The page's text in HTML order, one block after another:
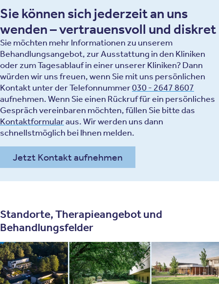
Sie können sich jederzeit an uns
wenden – vertrauensvoll und diskret
Sie möchten mehr Informationen zu unserem
Behandlungsangebot, zur Ausstattung in den Kliniken
oder zum Tagesablauf in einer unserer Kliniken? Dann
würden wir uns freuen, wenn Sie mit uns persönlichen
Kontakt unter der Telefonnummer030 - 2647 8607
aufnehmen. Wenn Sie einen Rückruf für ein persönliches
Gespräch vereinbaren möchten, füllen Sie bitte das
Kontaktformularaus. Wir werden uns dann
schnellstmöglich bei Ihnen melden.
Jetzt Kontakt aufnehmen
Standorte, Therapieangebot und
Behandlungsfelder